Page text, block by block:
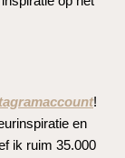
!
en
ik ruim 35.000